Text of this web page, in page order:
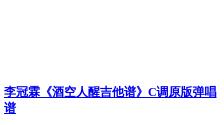
李冠霖《酒空人醒吉他谱》C调原版弹唱
谱